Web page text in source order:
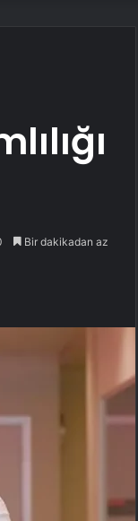
Bir dakikadan az